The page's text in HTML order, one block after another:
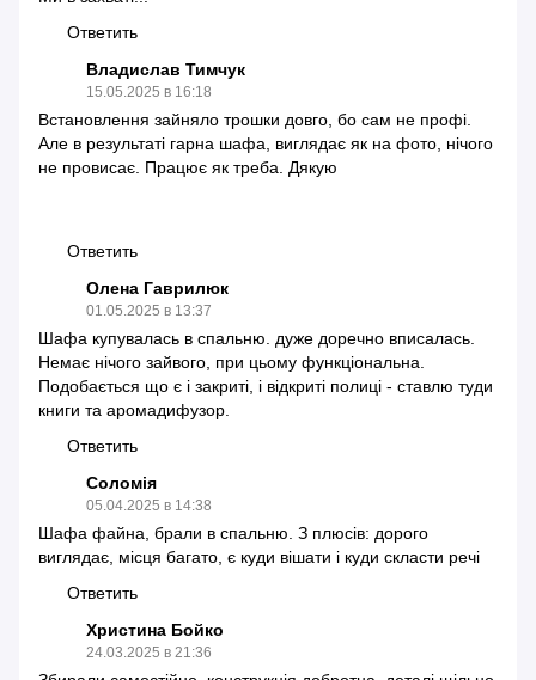
Ответить
Владислав Тимчук
15.05.2025 в 16:18
Встановлення зайняло трошки довго, бо сам не профі.
Але в результаті гарна шафа, виглядає як на фото, нічого
не провисає. Працює як треба. Дякую
Ответить
Олена Гаврилюк
01.05.2025 в 13:37
Шафа купувалась в спальню. дуже доречно вписалась.
Немає нічого зайвого, при цьому функціональна.
Подобається що є і закриті, і відкриті полиці - ставлю туди
книги та аромадифузор.
Ответить
Соломія
05.04.2025 в 14:38
Шафа файна, брали в спальню. З плюсів: дорого
виглядає, місця багато, є куди вішати і куди скласти речі
Ответить
Христина Бойко
24.03.2025 в 21:36